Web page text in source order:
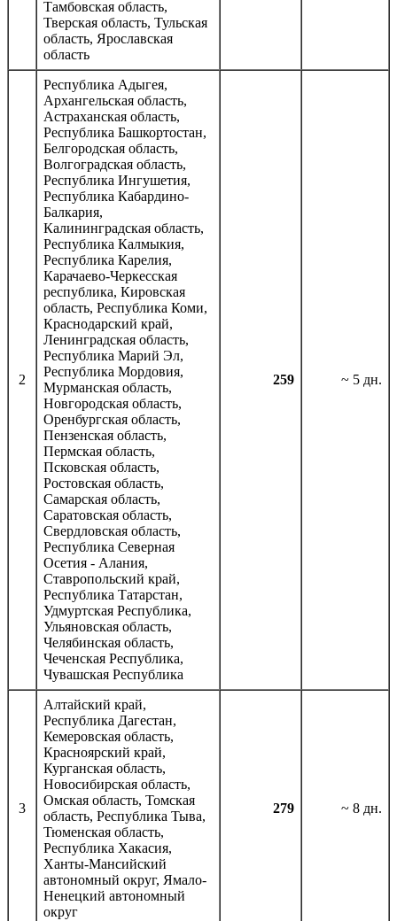
Тамбовская область,
Тверская область, Тульская
область, Ярославская
область
2
Республика Адыгея,
Архангельская область,
Астраханская область,
Республика Башкортостан,
Белгородская область,
Волгоградская область,
Республика Ингушетия,
Республика Кабардино-
Балкария,
Калининградская область,
Республика Калмыкия,
Республика Карелия,
Карачаево-Черкесская
республика, Кировская
область, Республика Коми,
Краснодарский край,
Ленинградская область,
Республика Марий Эл,
Республика Мордовия,
Мурманская область,
Новгородская область,
Оренбургская область,
Пензенская область,
Пермская область,
Псковская область,
Ростовская область,
Самарская область,
Саратовская область,
Свердловская область,
Республика Северная
Осетия - Алания,
Ставропольский край,
Республика Татарстан,
Удмуртская Республика,
Ульяновская область,
Челябинская область,
Чеченская Республика,
Чувашская Республика
259 ~ 5 дн.
3
Алтайский край,
Республика Дагестан,
Кемеровская область,
Красноярский край,
Курганская область,
Новосибирская область,
Омская область, Томская
область, Республика Тыва,
Тюменская область,
Республика Хакасия,
Ханты-Мансийский
автономный округ, Ямало-
Ненецкий автономный
округ
279 ~ 8 дн.